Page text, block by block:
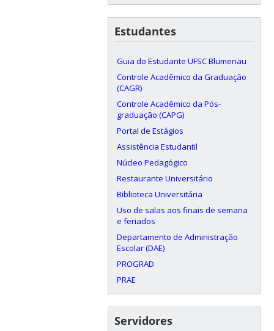
Estudantes
Guia do Estudante UFSC Blumenau
Controle Acadêmico da Graduação
(CAGR)
Controle Acadêmico da Pós-
graduação (CAPG)
Portal de Estágios
Assistência Estudantil
Núcleo Pedagógico
Restaurante Universitário
Biblioteca Universitária
Uso de salas aos finais de semana
e feriados
Departamento de Administração
Escolar (DAE)
PROGRAD
PRAE
Servidores